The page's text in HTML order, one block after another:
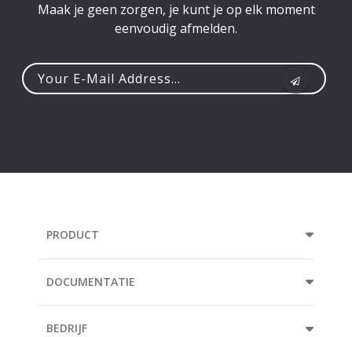
Maak je geen zorgen, je kunt je op elk moment
eenvoudig afmelden.
PRODUCT
DOCUMENTATIE
BEDRIJF